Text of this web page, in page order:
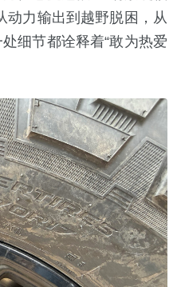
动力输出到越野脱困，从
细节都诠释着“敢为热爱